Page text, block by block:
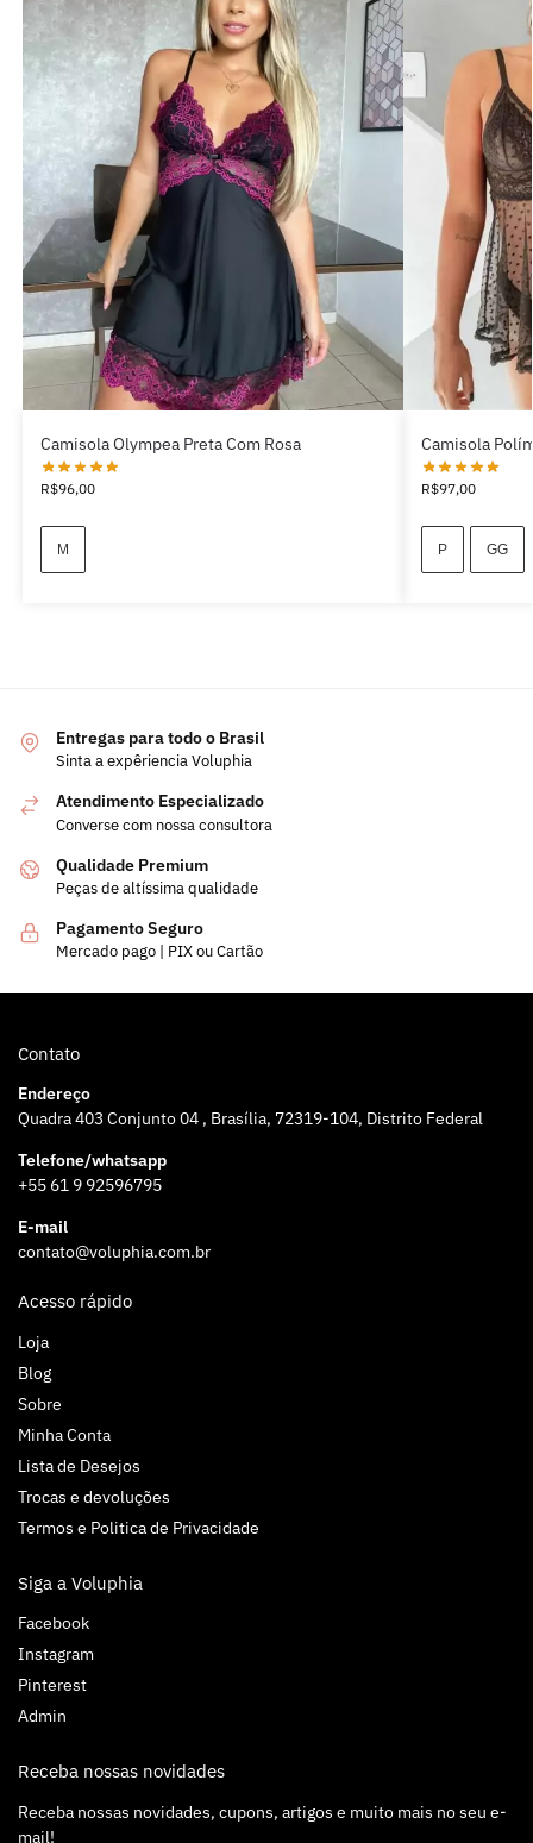
Camisola Olympea Preta Com Rosa
R$96,00
M
Camisola
R$97,00
P GG
Entregas para todo o Brasil
Sinta a expêriencia Voluphia
Atendimento Especializado
Converse com nossa consultora
Qualidade Premium
Peças de altíssima qualidade
Pagamento Seguro
Mercado pago | PIX ou Cartão
Contato
Endereço
Quadra 403 Conjunto 04 , Brasília, 72319-104, Distrito Federal
Telefone/whatsapp
+55 61 9 92596795
E-mail
contato@voluphia.com.br
Acesso rápido
Loja
Blog
Sobre
Minha Conta
Lista de Desejos
Trocas e devoluções
Termos e Politica de Privacidade
Siga a Voluphia
Facebook
Instagram
Pinterest
Admin
Receba nossas novidades
Receba nossas novidades, cupons, artigos e muito mais no seu e-
mail!